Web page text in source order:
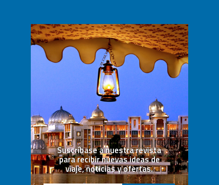
Suscríbase a nuestra revista
para recibir nuevas ideas de
viaje, noticias y ofertas.